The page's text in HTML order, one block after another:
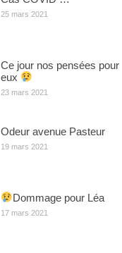
25 mars 2021
Ce jour nos pensées pour
eux
23 mars 2021
Odeur avenue Pasteur
19 mars 2021
Dommage pour Léa
17 mars 2021